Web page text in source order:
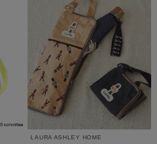
LAURA ASHLEY HOME